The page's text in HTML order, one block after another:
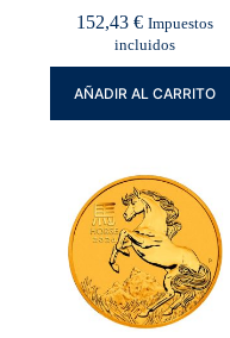
152,43 € Impuestos
incluidos
AÑADIR AL CARRITO